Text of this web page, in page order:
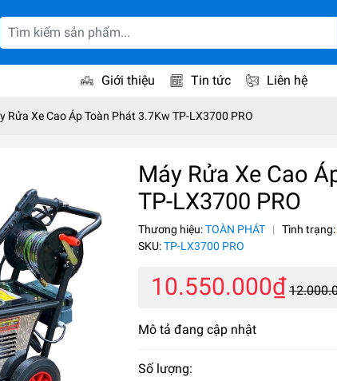
Giới thiệu Tin tức Liên hệ
Rửa Xe Cao Áp Toàn Phát 3.7Kw TP-LX3700 PRO
Máy Rửa Xe Cao
TP-LX3700 PRO
Thương hiệu:TOÀN PHÁT | Tình
SKU:TP-LX3700 PRO
10.550.000₫
Mô tả đang cập nhật
Số lượng: